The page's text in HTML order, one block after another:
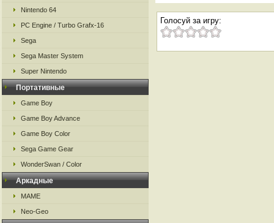
Nintendo 64
PC Engine / Turbo Grafx-16
Sega
Sega Master System
Super Nintendo
Портативные
Game Boy
Game Boy Advance
Game Boy Color
Sega Game Gear
WonderSwan / Color
Аркадные
MAME
Neo-Geo
Голосуй за игру: